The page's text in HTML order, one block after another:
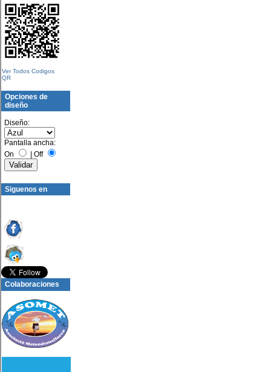
Ver Todos Codigos
QR
Opciones de
diseño
Diseño:
Pantalla ancha:
On
Off
Siguenos en
Colaboraciones